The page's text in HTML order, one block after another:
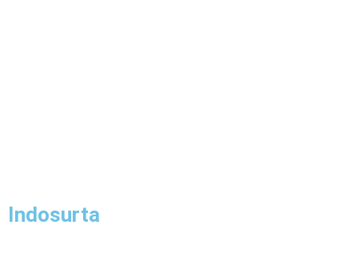
Indosurta